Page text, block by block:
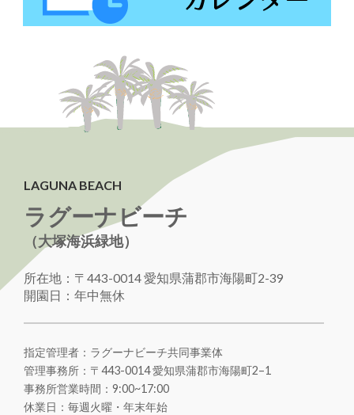
LAGUNA BEACH
ラグーナビーチ
（大塚海浜緑地）
所在地：〒443-0014 愛知県蒲郡市海陽町2-39
開園日：年中無休
指定管理者：ラグーナビーチ共同事業体
管理事務所：〒443-0014 愛知県蒲郡市海陽町2–1
事務所営業時間：9:00~17:00
休業日：毎週火曜・年末年始